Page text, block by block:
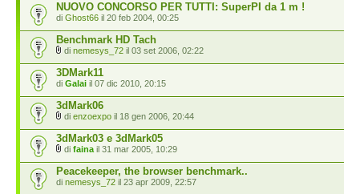
NUOVO CONCORSO PER TUTTI: SuperPI da 1 m !
di Ghost66 il 20 feb 2004, 00:25
Benchmark HD Tach
di nemesys_72 il 03 set 2006, 02:22
3DMark11
di Galai il 07 dic 2010, 20:15
3dMark06
di enzoexpo il 18 gen 2006, 20:44
3dMark03 e 3dMark05
di faina il 31 mar 2005, 10:29
Peacekeeper, the browser benchmark..
di nemesys_72 il 23 apr 2009, 22:57